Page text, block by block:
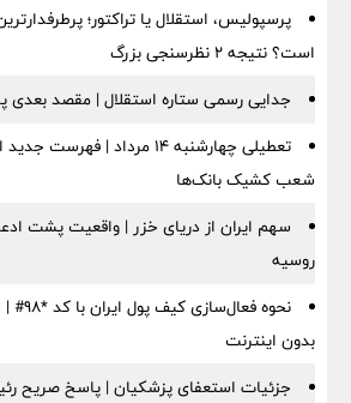
پرسپولیس، استقلال یا تراکتور؛
است؟ نتیجه ۲ نظرسنجی بزرگ
جدایی رسمی ستاره استقلال | مقصد بعدی
تعطیلی چهارشنبه ۱۴ مرداد |
شعب کشیک بانک‌ها
سهم ایران از دریای خزر | واقعیت پشت
روسیه
نحوه
بدون اینترنت
جزئیات استعفای پزشکیان | پاسخ صریح